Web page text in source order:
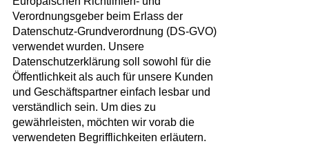
Verordnungsgeber beim Erlass der
Datenschutz-Grundverordnung (DS-GVO)
verwendet wurden. Unsere
Datenschutzerklärung soll sowohl für die
Öffentlichkeit als auch für unsere Kunden
und Geschäftspartner einfach lesbar und
verständlich sein. Um dies zu
gewährleisten, möchten wir vorab die
verwendeten Begrifflichkeiten erläutern.